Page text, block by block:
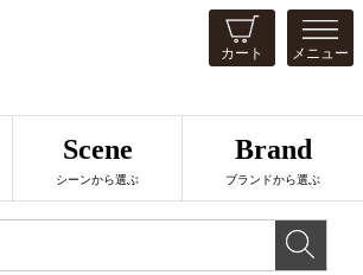
カート メニュー
Scene
シーンから選ぶ
Brand
ブランドから選ぶ